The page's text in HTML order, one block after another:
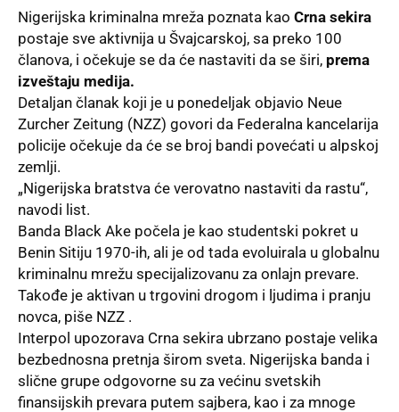
Nigerijska kriminalna mreža poznata kao Crna sekira
postaje sve aktivnija u Švajcarskoj, sa preko 100
članova, i očekuje se da će nastaviti da se širi, prema
izveštaju medija.
Detaljan članak koji je u ponedeljak objavio Neue
Zurcher Zeitung (NZZ) govori da Federalna kancelarija
policije očekuje da će se broj bandi povećati u alpskoj
zemlji.
„Nigerijska bratstva će verovatno nastaviti da rastu“,
navodi list.
Banda Black Ake počela je kao studentski pokret u
Benin Sitiju 1970-ih, ali je od tada evoluirala u globalnu
kriminalnu mrežu specijalizovanu za onlajn prevare.
Takođe je aktivan u trgovini drogom i ljudima i pranju
novca, piše NZZ .
Interpol upozorava Crna sekira ubrzano postaje velika
bezbednosna pretnja širom sveta. Nigerijska banda i
slične grupe odgovorne su za većinu svetskih
finansijskih prevara putem sajbera, kao i za mnoge